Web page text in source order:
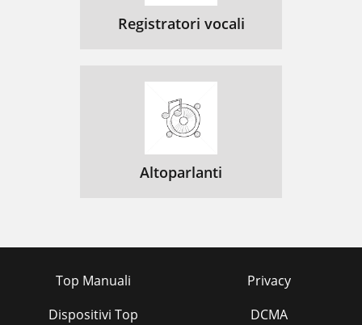
Registratori vocali
Altoparlanti
Top Manuali
Dispositivi Top
Privacy
DCMA